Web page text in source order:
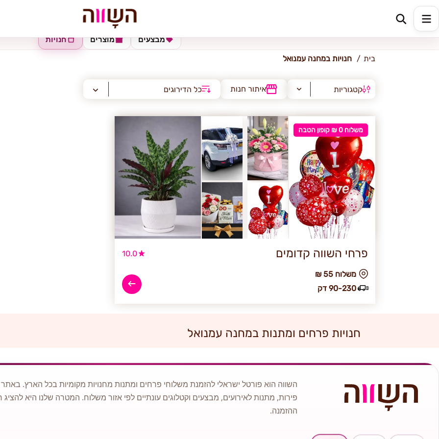
מחנה עמנואל
חנויות מוצרים מבצעים
בית חנויות במחנה עמנואל
קטגוריות איתור חנות כל הדירוגים
משלוח 0 ₪ קופון הטבה
פרחי השווה קדומים 10.0
₪ משלוח 55
90-230 דק
חנויות פרחים ומתנות במחנה עמנואל
השווה הוא פורטל ישראלי להזמנת משלוחי פרחים ומתנות מחנויות מקומיות בכל הארץ.
פירות, מתנות לאירועים, מבצעים וקטלוגים עונתיים לפי אזור משלוח. המטרה שלנו היא
ההזמנה.